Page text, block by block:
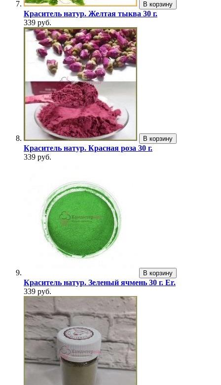
В корзину
Краситель натур. Желтая тыква 30 г.
339 руб.
В корзину
Краситель натур. Красная роза 30 г.
339 руб.
В корзину
Краситель натур. Зеленый ячмень 30 г. Er.
339 руб.